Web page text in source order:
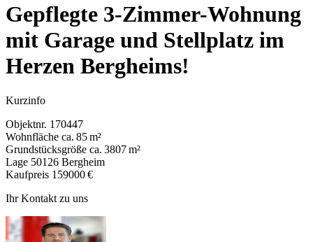
Gepflegte 3-Zimmer-Wohnung
mit Garage und Stellplatz im
Herzen Bergheims!
Kurzinfo
Objektnr. 170447
Wohnfläche ca. 85 m²
Grundstücksgröße ca. 3807 m²
Lage 50126 Bergheim
Kaufpreis 159000 €
Ihr Kontakt zu uns